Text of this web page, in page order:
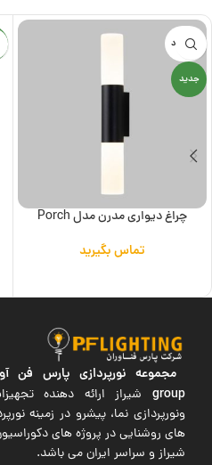
ناموجود
جدید
چراغ دیواری مدرن مدل Porch
تماس بگیرید
مجموعه نورپردازی پارس فن
groupشیراز ارائه دهنده
ونورپردازی نما، پیشرو در زمینه
های روشنایی در پروژه های
شیراز و سراسر ایران می باشد.